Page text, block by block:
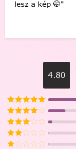
lesz a kép 🤭"
4.80